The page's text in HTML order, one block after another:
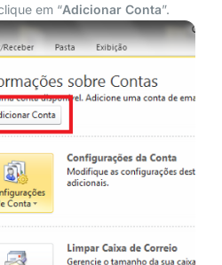
em “Adicionar Conta”.